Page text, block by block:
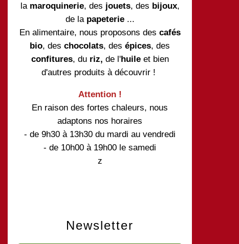
Newsletter
la maroquinerie, des jouets, des bijoux,
de la papeterie...
En alimentaire, nous proposons des cafés
bio, des chocolats, des épices, des
confitures, duriz, de l'huileet bien
d'autres produits à découvrir !
Attention !
En raison des fortes chaleurs, nous
adaptons nos horaires
- de 9h30 à 13h30 du mardi au vendredi
- de 10h00 à 19h00 le samedi
z